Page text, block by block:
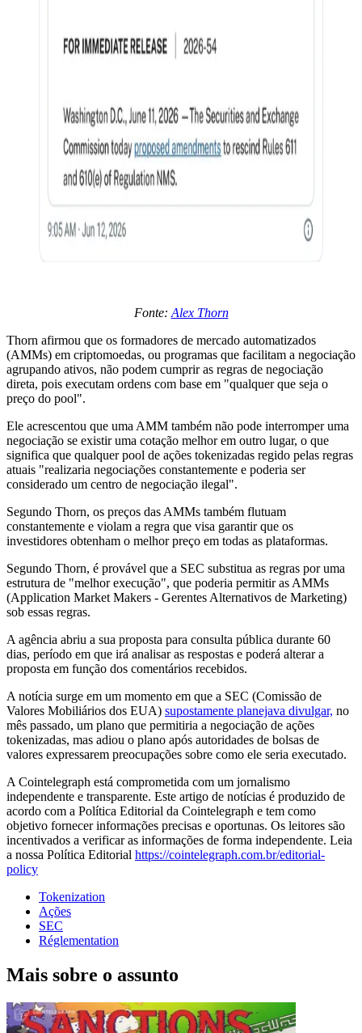
Fonte: Alex Thorn
Thorn afirmou que os formadores de mercado automatizados
(AMMs) em criptomoedas, ou programas que facilitam a negociação
agrupando ativos, não podem cumprir as regras de negociação
direta, pois executam ordens com base em "qualquer que seja o
preço do pool".
Ele acrescentou que uma AMM também não pode interromper uma
negociação se existir uma cotação melhor em outro lugar, o que
significa que qualquer pool de ações tokenizadas regido pelas regras
atuais "realizaria negociações constantemente e poderia ser
considerado um centro de negociação ilegal".
Segundo Thorn, os preços das AMMs também flutuam
constantemente e violam a regra que visa garantir que os
investidores obtenham o melhor preço em todas as plataformas.
Segundo Thorn, é provável que a SEC substitua as regras por uma
estrutura de "melhor execução", que poderia permitir as AMMs
(Application Market Makers - Gerentes Alternativos de Marketing)
sob essas regras.
A agência abriu a sua proposta para consulta pública durante 60
dias, período em que irá analisar as respostas e poderá alterar a
proposta em função dos comentários recebidos.
A notícia surge em um momento em que a SEC (Comissão de
Valores Mobiliários dos EUA) supostamente planejava divulgar, no
mês passado, um plano que permitiria a negociação de ações
tokenizadas, mas adiou o plano após autoridades de bolsas de
valores expressarem preocupações sobre como ele seria executado.
A Cointelegraph está comprometida com um jornalismo
independente e transparente. Este artigo de notícias é produzido de
acordo com a Política Editorial da Cointelegraph e tem como
objetivo fornecer informações precisas e oportunas. Os leitores são
incentivados a verificar as informações de forma independente. Leia
a nossa Política Editorial https://cointelegraph.com.br/editorial-
policy
Tokenization
Ações
SEC
Réglementation
Mais sobre o assunto